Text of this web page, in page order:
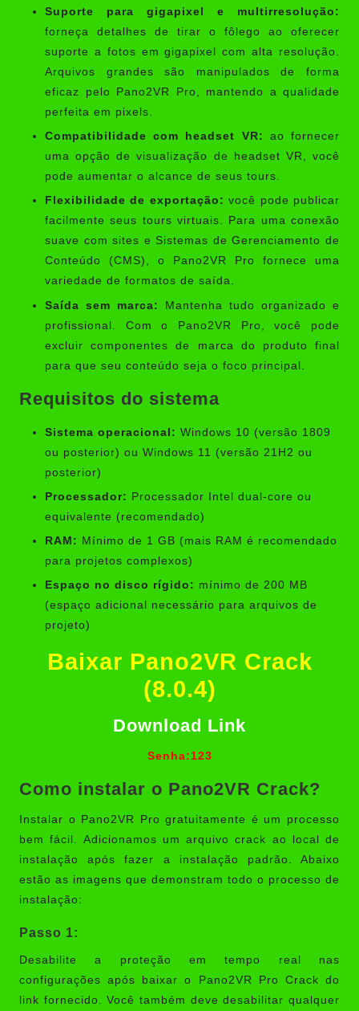
Suporte para gigapixel e multirresolução:
forneça detalhes de tirar o fôlego ao oferecer
suporte a fotos em gigapixel com alta resolução.
Arquivos grandes são manipulados de forma
eficaz pelo Pano2VR Pro, mantendo a qualidade
perfeita em pixels.
Compatibilidade com headset VR:
ao fornecer
uma opção de visualização de headset VR, você
pode aumentar o alcance de seus tours.
Flexibilidade de exportação: você pode publicar
facilmente seus tours virtuais. Para uma conexão
suave com sites e Sistemas de Gerenciamento de
Conteúdo (CMS), o Pano2VR Pro fornece uma
variedade de formatos de saída.
Saída sem marca:
Mantenha tudo organizado e
profissional. Com o Pano2VR Pro, você pode
excluir componentes de marca do produto final
para que seu conteúdo seja o foco principal.
Requisitos do sistema
Sistema operacional: Windows 10 (versão 1809
ou posterior) ou Windows 11 (versão 21H2 ou
posterior)
Processador: Processador Intel dual-core ou
equivalente (recomendado)
RAM: Mínimo de 1 GB (mais RAM é recomendado
para projetos complexos)
Espaço no disco rígido: mínimo de 200 MB
(espaço adicional necessário para arquivos de
projeto)
Baixar Pano2VR Crack
(8.0.4)
Download Link
Senha:123
Como instalar o Pano2VR Crack?
Instalar o Pano2VR Pro gratuitamente é um processo
bem fácil. Adicionamos um arquivo crack ao local de
instalação após fazer a instalação padrão. Abaixo
estão as imagens que demonstram todo o processo de
instalação:
Passo 1:
Desabilite a proteção em tempo real nas
configurações após baixar o Pano2VR Pro Crack do
link fornecido. Você também deve desabilitar qualquer